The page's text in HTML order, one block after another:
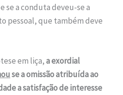
se a conduta deveu-se a
pessoal, que também deve
liça,a exordial
se a omissão atribuída ao
a satisfação de interesse